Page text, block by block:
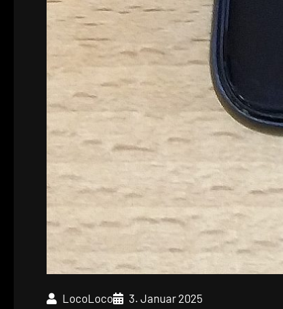
LocoLoco 3. Januar 2025